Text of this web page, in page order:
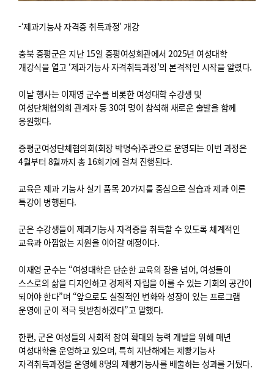
-‘제과기능사 자격증 취득과정’ 개강
충북 증평군은 지난 15일 증평여성회관에서 2025년 여성대학
개강식을 열고 ‘제과기능사 자격취득과정’의 본격적인 시작을 알렸다.
이날 행사는 이재영 군수를 비롯한 여성대학 수강생 및
여성단체협의회 관계자 등 30여 명이 참석해 새로운 출발을 함께
응원했다.
증평군여성단체협의회(회장 박명숙)주관으로 운영되는 이번 과정은
4월부터 8월까지 총 16회기에 걸쳐 진행된다.
교육은 제과 기능사 실기 품목 20가지를 중심으로 실습과 제과 이론
특강이 병행된다.
군은 수강생들이 제과기능사 자격증을 취득할 수 있도록 체계적인
교육과 아낌없는 지원을 이어갈 예정이다.
이재영 군수는 “여성대학은 단순한 교육의 장을 넘어, 여성들이
스스로의 삶을 디자인하고 경제적 자립을 이룰 수 있는 기회의 공간이
되어야 한다”며 “앞으로도 실질적인 변화와 성장이 있는 프로그램
운영에 군이 적극 뒷받침하겠다”고 말했다.
한편, 군은 여성들의 사회적 참여 확대와 능력 개발을 위해 매년
여성대학을 운영하고 있으며, 특히 지난해에는 제빵기능사
자격취득과정을 운영해 8명의 제빵기능사를 배출하는 성과를 거뒀다.